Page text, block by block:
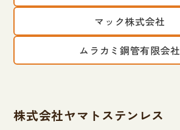
マック株式会社
ムラカミ鋼管有限会社
株式会社ヤマトステンレス